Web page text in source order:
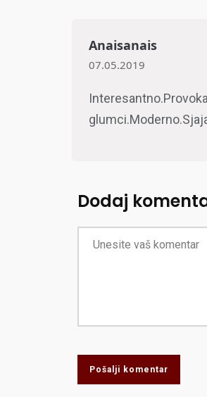
Anaisanais
07.05.2019
Dodaj
Pošalji komentar